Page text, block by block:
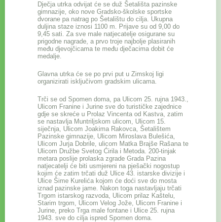
Dječja utrka odvijat će se duž Šetališta pazinske
gimnazije, oko nove Gradsko-školske sportske
dvorane pa natrag po Šetalištu do cilja. Ukupna
duljina staze iznosi 1100 m. Prijave su od 9,00 do
9,45 sati. Za sve male natjecatelje osigurane su
prigodne nagrade, a prvo troje najbolje plasiranih
među djevojčicama te među dječacima dobit će
medalje.
Glavna utrka će se po prvi put u Zimskoj ligi
organizirati isključivom gradskim ulicama.
Trči se od Spomen doma, pa Ulicom 25. rujna 1943.,
Ulicom Franine i Jurine sve do turističke zajednice
gdje se skreće u Prolaz Vincenta od Kastva, zatim
se nastavlja Muntriljskom ulicom, Ulicom 15.
siječnja, Ulicom Joakima Rakovca, Šetalištem
Pazinske gimnazije, Ulicom Miroslava Bulešića,
Ulicom Jurja Dobrile, ulicom Matka Brajše Rašana te
Ulicom Družbe Svetog Ćirila i Metoda. 200-tinjak
metara poslije prolaska zgrade Grada Pazina
natjecatelji će biti usmjereni na pješački nogostup
kojim će zatim trčati duž Ulice 43. istarske divizije i
Ulice Šime Kurelića kojom će doći sve do mosta
iznad pazinske jame. Nakon toga nastavljaju trčati
Trgom istarskog razvoda, Ulicom prilaz Kaštelu,
Starim trgom, Ulicom Velog Jože, Ulicom Franine i
Jurine, preko Trga male fontane i Ulice 25. rujna
1943. sve do cilja ispred Spomen doma.